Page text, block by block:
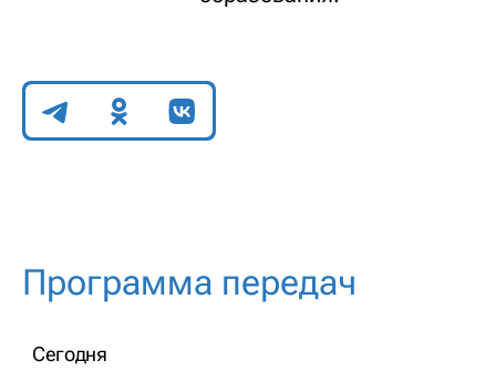
Поделиться
Программа передач
Сегодня